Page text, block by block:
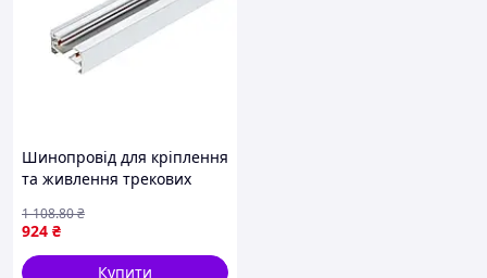
Шинопровід для кріплення
та живлення трекових
білий
924 ₴
1 108.80₴
Купити